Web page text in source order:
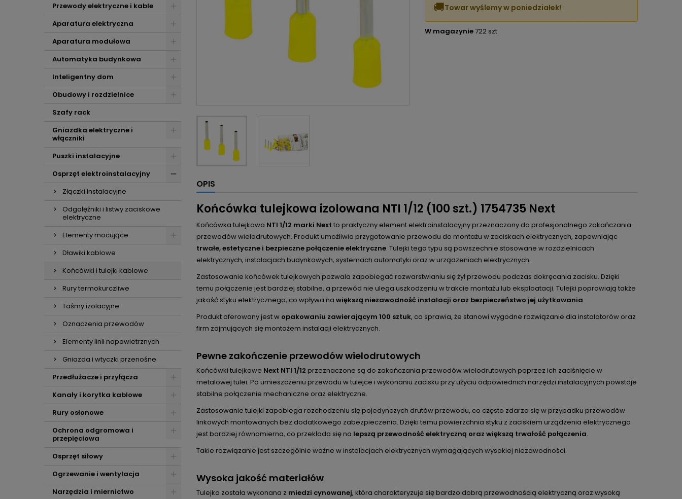
Przewody elektryczne i kable
Aparatura elektryczna
Aparatura modułowa
Automatyka budynkowa
Inteligentny dom
Obudowy i rozdzielnice
Szafy rack
Gniazdka elektryczne i
włączniki
Puszki instalacyjne
Osprzęt elektroinstalacyjny
Złączki instalacyjne
Odgałęźniki i listwy zaciskowe
elektryczne
Elementy mocujące
Dławiki kablowe
Końcówki i tulejki kablowe
Rury termokurczliwe
Taśmy izolacyjne
Oznaczenia przewodów
Elementy linii napowietrznych
Gniazda i wtyczki przenośne
Przedłużacze i przyłącza
Kanały i korytka kablowe
Rury osłonowe
Ochrona odgromowa i
przepięciowa
Osprzęt siłowy
Ogrzewanie i wentylacja
Narzędzia i miernictwo
🚚Towar wyślemy w poniedziałek!
W magazynie 722 szt.
OPIS
Końcówka tulejkowa izolowana NTI 1/12 (100 szt.) 1754735 Next
Końcówka tulejkowa NTI 1/12 marki Next to praktyczny element elektroinstalacyjny przeznaczony do profesjonalnego zakańczania
przewodów wielodrutowych. Produkt umożliwia przygotowanie przewodu do montażu w zaciskach elektrycznych, zapewniając
trwałe, estetyczne i bezpieczne połączenie elektryczne. Tulejki tego typu są powszechnie stosowane w rozdzielnicach
elektrycznych, instalacjach budynkowych, systemach automatyki oraz w urządzeniach elektrycznych.
Zastosowanie końcówek tulejkowych pozwala zapobiegać rozwarstwianiu się żył przewodu podczas dokręcania zacisku. Dzięki
temu połączenie jest bardziej stabilne, a przewód nie ulega uszkodzeniu w trakcie montażu lub eksploatacji. Tulejki poprawiają także
jakość styku elektrycznego, co wpływa na większą niezawodność instalacji oraz bezpieczeństwo jej użytkowania.
Produkt oferowany jest w opakowaniu zawierającym 100 sztuk, co sprawia, że stanowi wygodne rozwiązanie dla instalatorów oraz
firm zajmujących się montażem instalacji elektrycznych.
Pewne zakończenie przewodów wielodrutowych
Końcówki tulejkowe Next NTI 1/12 przeznaczone są do zakańczania przewodów wielodrutowych poprzez ich zaciśnięcie w
metalowej tulei. Po umieszczeniu przewodu w tulejce i wykonaniu zacisku przy użyciu odpowiednich narzędzi instalacyjnych powstaje
stabilne połączenie mechaniczne oraz elektryczne.
Zastosowanie tulejki zapobiega rozchodzeniu się pojedynczych drutów przewodu, co często zdarza się w przypadku przewodów
linkowych montowanych bez dodatkowego zabezpieczenia. Dzięki temu powierzchnia styku z zaciskiem urządzenia elektrycznego
jest bardziej równomierna, co przekłada się na lepszą przewodność elektryczną oraz większą trwałość połączenia.
Takie rozwiązanie jest szczególnie ważne w instalacjach elektrycznych wymagających wysokiej niezawodności.
Wysoka jakość materiałów
Tulejka została wykonana z miedzi cynowanej, która charakteryzuje się bardzo dobrą przewodnością elektryczną oraz wysoką